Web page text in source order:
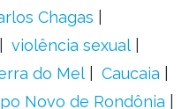
Chagas
violência sexual
do Mel
Caucaia
Novo de Rondônia